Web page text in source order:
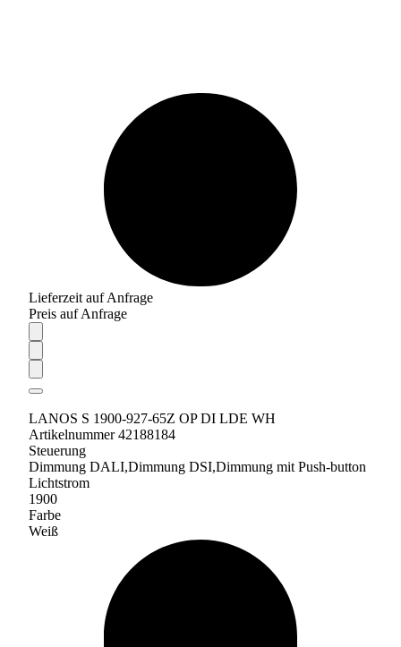
Lieferzeit auf Anfrage
Preis auf Anfrage
LANOS S 1900-927-65Z OP DI LDE WH
Artikelnummer 42188184
Steuerung
Dimmung DALI,Dimmung DSI,Dimmung mit Push-button
Lichtstrom
1900
Farbe
Weiß